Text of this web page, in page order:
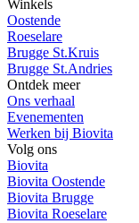
Winkels
Oostende
Roeselare
Brugge St.Kruis
Brugge St.Andries
Ontdek meer
Ons verhaal
Evenementen
Werken bij Biovita
Volg ons
Biovita
Biovita Oostende
Biovita Brugge
Biovita Roeselare